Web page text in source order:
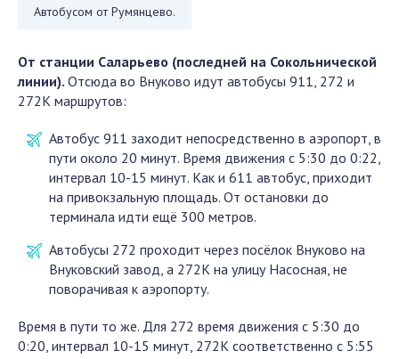
Автобусом от Румянцево.
От станции Саларьево (последней на Сокольнической
линии). Отсюда во Внуково идут автобусы 911, 272 и
272К маршрутов:
Автобус 911 заходит непосредственно в аэропорт, в
пути около 20 минут. Время движения с 5:30 до 0:22,
интервал 10-15 минут. Как и 611 автобус, приходит
на привокзальную площадь. От остановки до
терминала идти ещё 300 метров.
Автобусы 272 проходит через посёлок Внуково на
Внуковский завод, а 272К на улицу Насосная, не
поворачивая к аэропорту.
Время в пути то же. Для 272 время движения с 5:30 до
0:20, интервал 10-15 минут, 272К соответственно с 5:55